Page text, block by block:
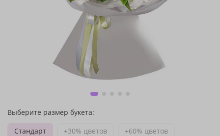
Выберите размер букета:
Стандарт
+30% цветов +60% цветов